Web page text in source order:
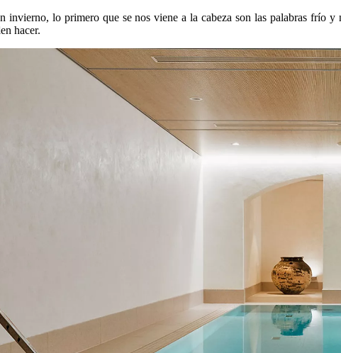
invierno, lo primero que se nos viene a la cabeza son las palabras frío
hacer.